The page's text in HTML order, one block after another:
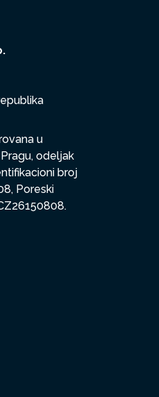
u
odeljak
broj
Poreski